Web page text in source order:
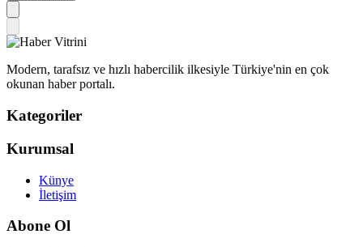
Modern, tarafsız ve hızlı habercilik ilkesiyle Türkiye'nin en çok
okunan haber portalı.
Kategoriler
Kurumsal
Künye
İletişim
Abone Ol